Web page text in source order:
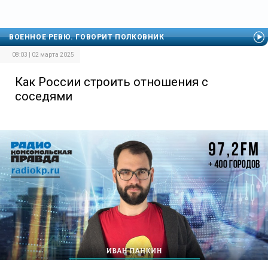
ВОЕННОЕ РЕВЮ. ГОВОРИТ ПОЛКОВНИК
08:03 | 02 марта 2025
Как России строить отношения с
соседями